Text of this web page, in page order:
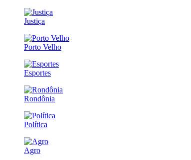
Justiça
Porto Velho
Esportes
Rondônia
Política
Agro